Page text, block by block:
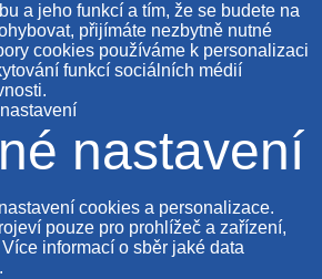
a jeho funkcí a tím, že se budete na
přijímáte nezbytně nutné
cookies používáme k personalizaci
funkcí sociálních médií
nastavení
cookies a personalizace.
pouze pro prohlížeč a zařízení,
informací o sběr jaké data
.